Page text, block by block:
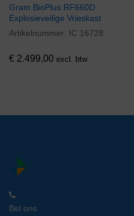
Gram BioPlus RF660D
Explosieveilige Vrieskast
Artikelnummer: IC 16728
€ 2.499,00 excl. btw
Bel ons